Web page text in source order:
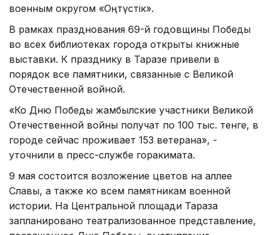
военным округом «Оңтүстік».
В рамках празднования 69-й годовщины Победы
во всех библиотеках города открыты книжные
выставки. К празднику в Таразе привели в
порядок все памятники, связанные с Великой
Отечественной войной.
«Ко Дню Победы жамбылские участники Великой
Отечественной войны получат по 100 тыс. тенге, в
городе сейчас проживает 153 ветерана», -
уточнили в пресс-службе горакимата.
9 мая состоится возложение цветов на аллее
Славы, а также ко всем памятникам военной
истории. На Центральной площади Тараза
запланировано театрализованное представление,